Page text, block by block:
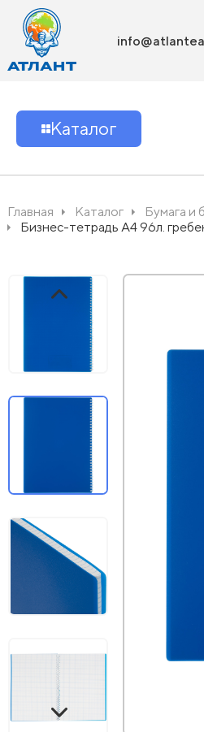
Каталог
Главная Каталог Бумага и
Бизнес-тетрадь А4 96л.